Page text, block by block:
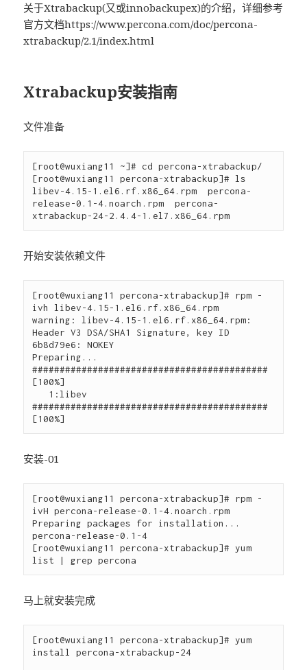
关于Xtrabackup(又或innobackupex)的介绍，详细参考
官方文档https://www.percona.com/doc/percona-
xtrabackup/2.1/index.html
Xtrabackup安装指南
文件准备
[root@wuxiang11 ~]# cd percona-xtrabackup/
[root@wuxiang11 percona-xtrabackup]# ls
libev-4.15-1.el6.rf.x86_64.rpm  percona-
release-0.1-4.noarch.rpm  percona-
开始安装依赖文件
[root@wuxiang11 percona-xtrabackup]# rpm -
ivh libev-4.15-1.el6.rf.x86_64.rpm
warning: libev-4.15-1.el6.rf.x86_64.rpm:
Header V3 DSA/SHA1 Signature, key ID
6b8d79e6: NOKEY
Preparing...
###########################################
[100%]
###########################################
安装-01
[root@wuxiang11 percona-xtrabackup]# rpm -
ivH percona-release-0.1-4.noarch.rpm
Preparing packages for installation...
percona-release-0.1-4
[root@wuxiang11 percona-xtrabackup]# yum
马上就安装完成
[root@wuxiang11 percona-xtrabackup]# yum
install percona-xtrabackup-24